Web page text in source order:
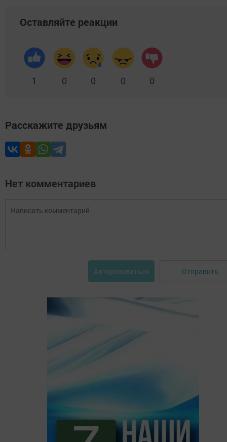
Оставляйте реакции
1 0 0 0 0
Расскажите друзьям
Нет комментариев
Авторизоваться Отправить